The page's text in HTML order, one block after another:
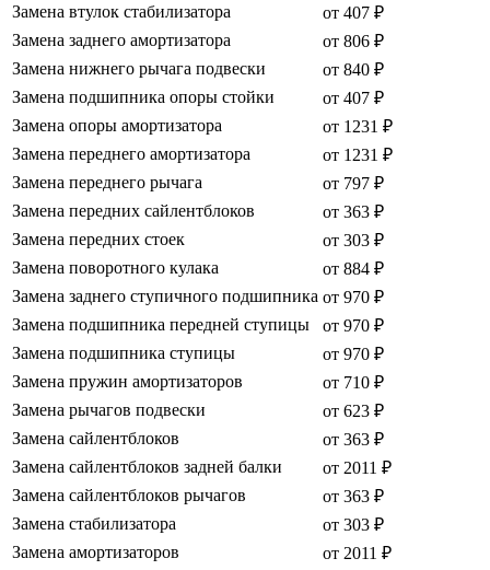
Замена втулок стабилизатора
от 407 ₽
Замена заднего амортизатора
от 806 ₽
Замена нижнего рычага подвески
от 840 ₽
Замена подшипника опоры стойки
от 407 ₽
Замена опоры амортизатора
от 1231 ₽
Замена переднего амортизатора
от 1231 ₽
Замена переднего рычага
от 797 ₽
Замена передних сайлентблоков
от 363 ₽
Замена передних стоек
от 303 ₽
Замена поворотного кулака
от 884 ₽
Замена заднего ступичного подшипника от 970 ₽
Замена подшипника передней ступицы
от 970 ₽
Замена подшипника ступицы
от 970 ₽
Замена пружин амортизаторов
от 710 ₽
Замена рычагов подвески
от 623 ₽
Замена сайлентблоков
от 363 ₽
Замена сайлентблоков задней балки
от 2011 ₽
Замена сайлентблоков рычагов
от 363 ₽
Замена стабилизатора
от 303 ₽
Замена амортизаторов
от 2011 ₽